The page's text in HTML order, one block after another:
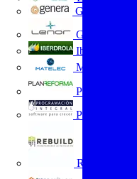
GENERA
Grupo Lenor
Iberdrola
MATELEC
Plan Reforma
REBUILD